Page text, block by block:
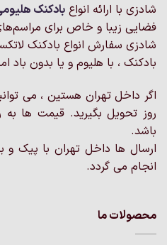
گزینه
ها
ممکن
است
در
محصول
انتخاب
شادزی با ارائه انواع بادکنک‌
فضایی زیبا و خاص برای
شادزی سفارش انواع بادکنک
بادکنک ، با هلیوم و یا بدون باد
روز تحویل بگیرید. قیمت ها
باشد.
ارسال ها داخل تهران با پیک و
انجام می گردد.
محصولات ما